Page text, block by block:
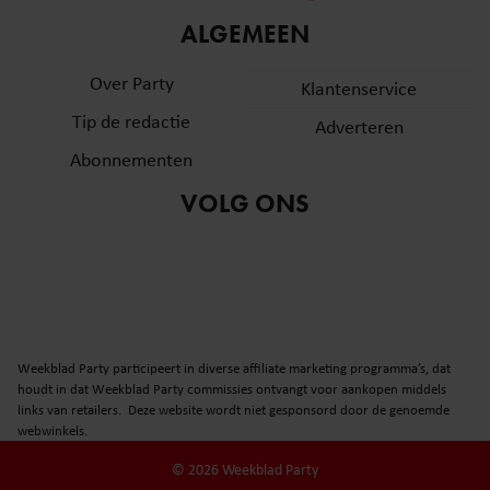
partners voor social media, adverteren en analyse. Deze
informatie die u aan ze heeft verstrekt of die ze hebben
verzameld op basis van uw gebruik van hun services. U
gebruiken.
ALGEMEEN
Over Party
Tip de redactie
Abonnementen
Klantenservice
Adverteren
VOLG ONS
Weekblad Party participeert in diverse affiliate marketing programma’s, dat
houdt in dat Weekblad Party commissies ontvangt voor aankopen middels
links van retailers. Deze website wordt niet gesponsord door de genoemde
webwinkels.
© 2026 Weekblad Party